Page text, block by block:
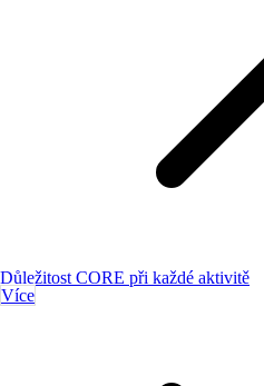
Důležitost CORE při každé aktivitě
Více